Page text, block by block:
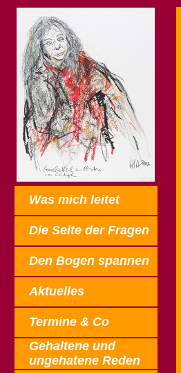
Was mich leitet
Die Seite der Fragen
Den Bogen spannen
Aktuelles
Termine & Co
Gehaltene und
ungehatene Reden